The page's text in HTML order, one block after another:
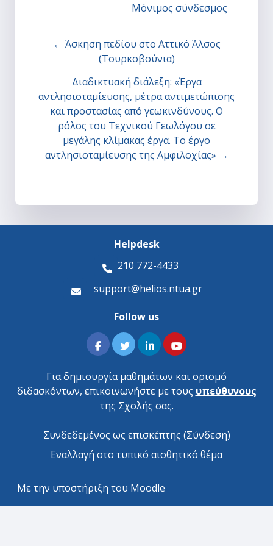
Μόνιμος σύνδεσμος
← Άσκηση πεδίου στο Αττικό Άλσος
(Τουρκοβούνια)
Διαδικτυακή διάλεξη: «Έργα
αντλησιοταμίευσης, μέτρα αντιμετώπισης
και προστασίας από γεωκινδύνους. Ο
ρόλος του Τεχνικού Γεωλόγου σε
μεγάλης κλίμακας έργα. Το έργο
αντλησιοταμίευσης της Αμφιλοχίας» →
Helpdesk
210 772-4433
support@helios.ntua.gr
Follow us
Για δημιουργία μαθημάτων και ορισμό
διδασκόντων, επικοινωνήστε με τους υπεύθυνους
της Σχολής σας.
Συνδεδεμένος ως επισκέπτης (Σύνδεση)
Εναλλαγή στο τυπικό αισθητικό θέμα
Με την υποστήριξη του Moodle